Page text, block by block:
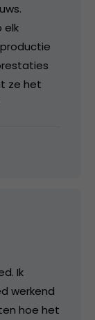
elk
ze het
Ik
werkend
hoe het